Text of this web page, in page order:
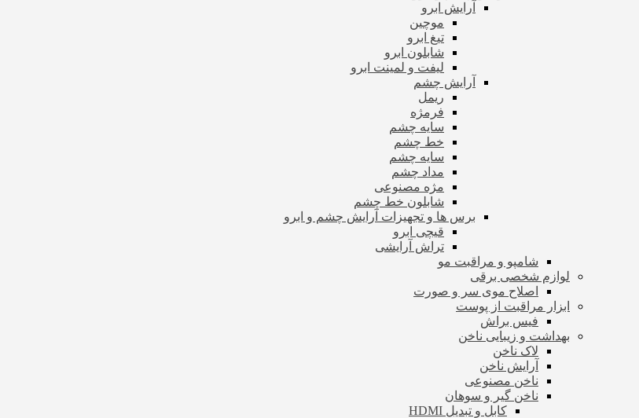
آرایش ابرو
موچین
تیغ ابرو
شابلون ابرو
لیفت و لمینت ابرو
آرایش چشم
ریمل
فرمژه
سایه چشم
خط چشم
سایه چشم
مداد چشم
مژه مصنوعی
شابلون خط چشم
برس ها و تجهیزات آرایش چشم و ابرو
قیچی ابرو
تراش آرایشی
شامپو و مراقبت مو
لوازم شخصی برقی
اصلاح موی سر و صورت
ابزار مراقبت از پوست
فیس براش
بهداشت و زیبایی ناخن
لاک ناخن
آرایش ناخن
ناخن مصنوعی
ناخن گیر و سوهان
کابل و تبدیل HDMI